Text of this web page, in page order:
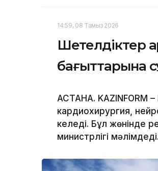
14:59, 08 Тамыз 2026
Шетелдіктер
бағыттарына
АСТАНА. KAZINFORM
кардиохирургия,
келеді. Бұл жөнінде
министрлігі мәлімдеді.